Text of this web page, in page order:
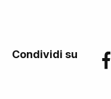
Condividi su